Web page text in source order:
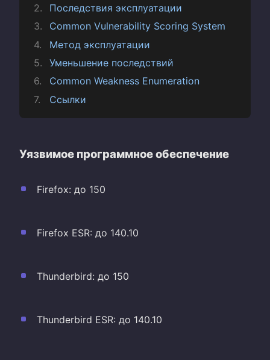
Последствия эксплуатации
Common Vulnerability Scoring System
Метод эксплуатации
Уменьшение последствий
Common Weakness Enumeration
Ссылки
Уязвимое программное обеспечение
Firefox: до 150
Firefox ESR: до 140.10
Thunderbird: до 150
Thunderbird ESR: до 140.10